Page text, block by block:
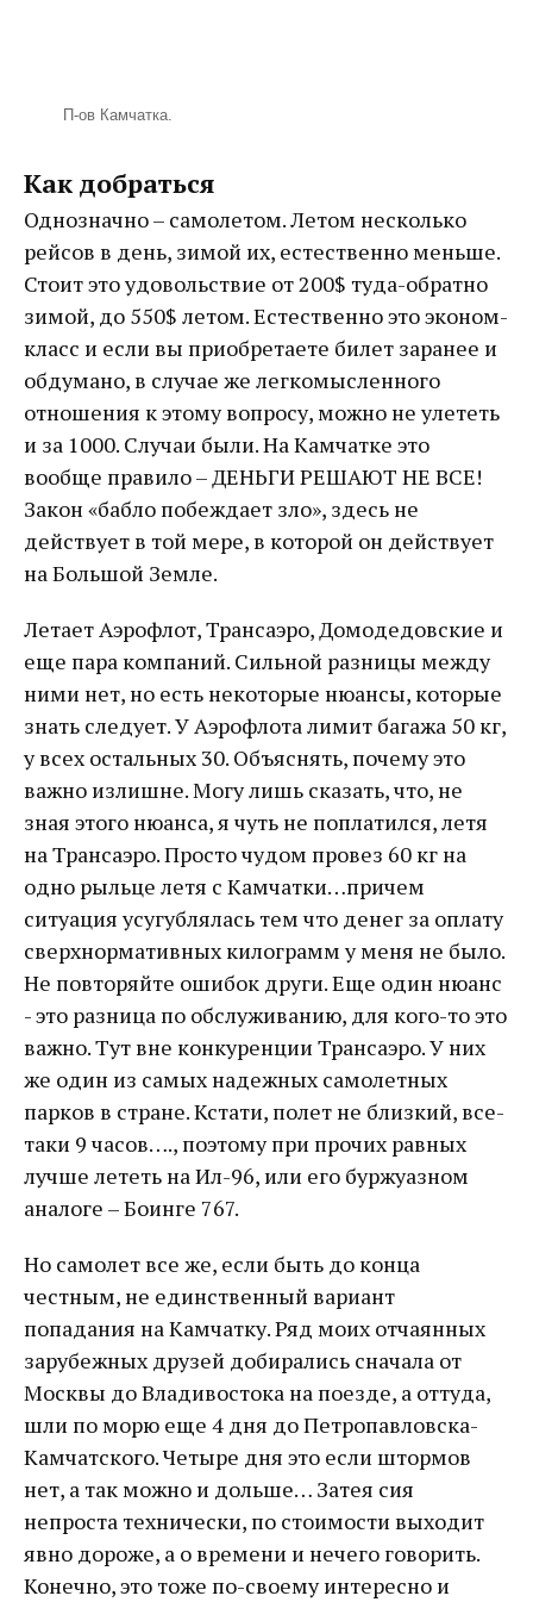
П-ов Камчатка.
Как добраться
Однозначно – самолетом. Летом несколько
рейсов в день, зимой их, естественно меньше.
Стоит это удовольствие от 200$ туда-обратно
зимой, до 550$ летом. Естественно это эконом-
класс и если вы приобретаете билет заранее и
обдумано, в случае же легкомысленного
отношения к этому вопросу, можно не улететь
и за 1000. Случаи были. На Камчатке это
вообще правило – ДЕНЬГИ РЕШАЮТ НЕ ВСЕ!
Закон «бабло побеждает зло», здесь не
действует в той мере, в которой он действует
на Большой Земле.
Летает Аэрофлот, Трансаэро, Домодедовские и
еще пара компаний. Сильной разницы между
ними нет, но есть некоторые нюансы, которые
знать следует. У Аэрофлота лимит багажа 50 кг,
у всех остальных 30. Объяснять, почему это
важно излишне. Могу лишь сказать, что, не
зная этого нюанса, я чуть не поплатился, летя
на Трансаэро. Просто чудом провез 60 кг на
одно рыльце летя с Камчатки…причем
ситуация усугублялась тем что денег за оплату
сверхнормативных килограмм у меня не было.
Не повторяйте ошибок други. Еще один нюанс
- это разница по обслуживанию, для кого-то это
важно. Тут вне конкуренции Трансаэро. У них
же один из самых надежных самолетных
парков в стране. Кстати, полет не близкий, все-
таки 9 часов…., поэтому при прочих равных
лучше лететь на Ил-96, или его буржуазном
аналоге – Боинге 767.
Но самолет все же, если быть до конца
честным, не единственный вариант
попадания на Камчатку. Ряд моих отчаянных
зарубежных друзей добирались сначала от
Москвы до Владивостока на поезде, а оттуда,
шли по морю еще 4 дня до Петропавловска-
Камчатского. Четыре дня это если штормов
нет, а так можно и дольше… Затея сия
непроста технически, по стоимости выходит
явно дороже, а о времени и нечего говорить.
Конечно, это тоже по-своему интересно и